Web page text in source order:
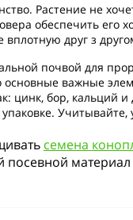
Растение не
обеспечить
друг з
почвой для
важные
цинк, бор, кальций
Учитывайте,
семена
посевной